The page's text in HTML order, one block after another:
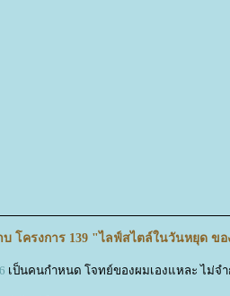
โครงการ 139 "ไลฟ์สไตล์ในวันหยุด ข
เป็นคนกำหนด โจทย์ของผมเองแหละ ไม่จ